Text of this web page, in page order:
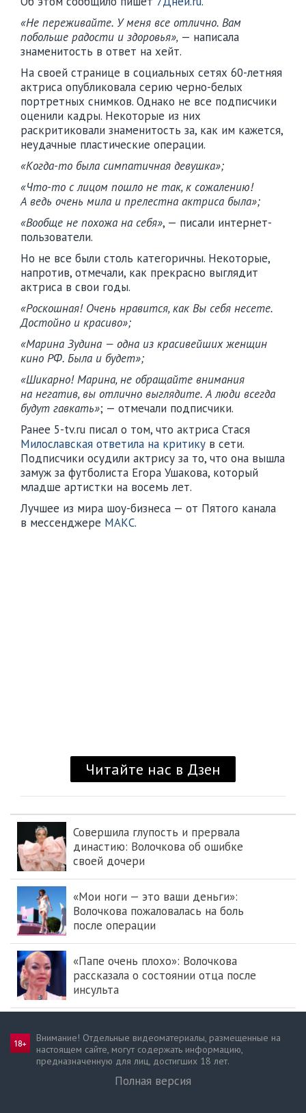
Совершила глупость и прервала
династию: Волочкова об ошибке
своей дочери
«Мои ноги — это ваши деньги»:
Волочкова пожаловалась на боль
после операции
«Папе очень плохо»: Волочкова
рассказала о состоянии отца после
инсульта
Внимание! Отдельные видеоматериалы, размещенные на
настоящем сайте, могут содержать информацию,
предназначен­ную для лиц, достигших 18 лет.
Полная версия